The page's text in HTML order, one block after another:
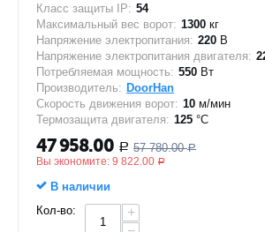
Класс защиты IP: 54
Максимальный вес ворот: 1300 кг
Напряжение электропитания: 220 В
Напряжение электропитания двигателя:
Потребляемая мощность: 550 Вт
Производитель: DoorHan
Скорость движения ворот: 10 м/мин
Термозащита двигателя: 125 °C
47 958.00 Р 57 780.00 Р
Вы экономите: 9 822.00 Р
В наличии
Кол-во:
+